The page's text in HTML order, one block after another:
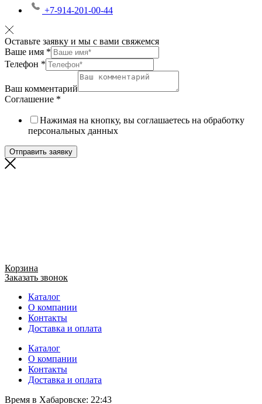
+7-914-201-00-44
Оставьте заявку и мы с вами свяжемся
Ваше имя *
Телефон *
Ваш комментарий
Соглашение *
Нажимая на кнопку, вы соглашаетесь на обработку
персональных данных
Отправить заявку
Корзина
Заказать звонок
Каталог
О компании
Контакты
Доставка и оплата
Каталог
О компании
Контакты
Доставка и оплата
Время в Хабаровске: 22:43